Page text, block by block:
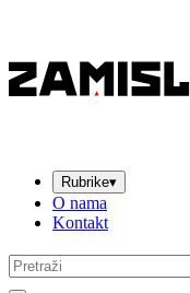
Rubrike▾
O nama
Kontakt
Pretraga: